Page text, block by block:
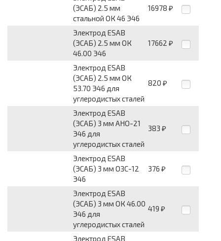
(ЭСАБ) 2.5 мм
стальной ОК 46 Э46
16978 ₽
Электрод ESAB
(ЭСАБ) 2.5 мм ОК
46.00 Э46
17662 ₽
Электрод ESAB
(ЭСАБ) 2.5 мм ОК
53.70 Э46 для
углеродистых сталей
820 ₽
Электрод ESAB
(ЭСАБ) 3 мм АНО-21
Э46 для
углеродистых сталей
383 ₽
Электрод ESAB
(ЭСАБ) 3 мм ОЗС-12
Э46
376 ₽
Электрод ESAB
(ЭСАБ) 3 мм ОК 46.00
Э46 для
углеродистых сталей
419 ₽
Электрод ESAB